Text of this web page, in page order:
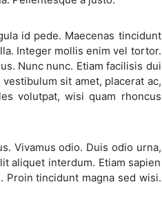
id pede. Maecenas tincidunt
Integer mollis enim vel tortor.
Nunc nunc. Etiam facilisis dui
sit amet, placerat ac,
volutpat, wisi quam rhoncus
Vivamus odio. Duis odio urna,
aliquet interdum. Etiam sapien
Proin tincidunt magna sed wisi.